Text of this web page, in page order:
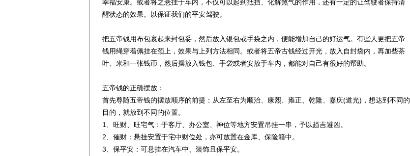
幸福安康。或者将之悬挂于车内，不仅可以起到抵挡、化解煞气的作用，还有一定的让驾驶者保持清
醒状态的效果。以保证我们的平安驾驶。
把五帝钱用布包裹起来封包妥，然后放入银包或手袋之内，便能增加自己的好运气。有些人更把五帝
钱用绳穿着佩挂在颈上，效果与上列方法相同。或者将五帝古钱经过开光，放入自封袋内，再加些茶
叶、米和一张钱币，然后摆放入钱包、手袋或者安放于车内，都能对自己有很好的帮助。
五帝钱的正确摆放：
首先尊随五帝钱的摆放顺序的前提：从左至右为顺治、康熙、雍正、乾隆、嘉庆(道光)，想达到不同的
目的，就放到不同的位置。
1、旺财、旺宅气：于客厅、办公室、神位等地方安置吊挂一串，予以趋吉避凶。
2、催财：悬挂安置于宅中财位处，亦可放置在金库、保险箱中。
3、保平安：可悬挂在汽车中、装饰且保平安。